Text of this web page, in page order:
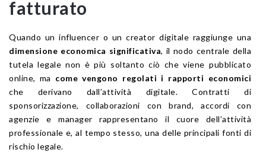
fatturato
Quando un influencer o un creator digitale raggiunge una
dimensione economica significativa, il nodo centrale della
tutela legale non è più soltanto ciò che viene pubblicato
online, ma come vengono regolati i rapporti economici
che derivano dall’attività digitale. Contratti di
sponsorizzazione, collaborazioni con brand, accordi con
agenzie e manager rappresentano il cuore dell’attività
professionale e, al tempo stesso, una delle principali fonti di
rischio legale.